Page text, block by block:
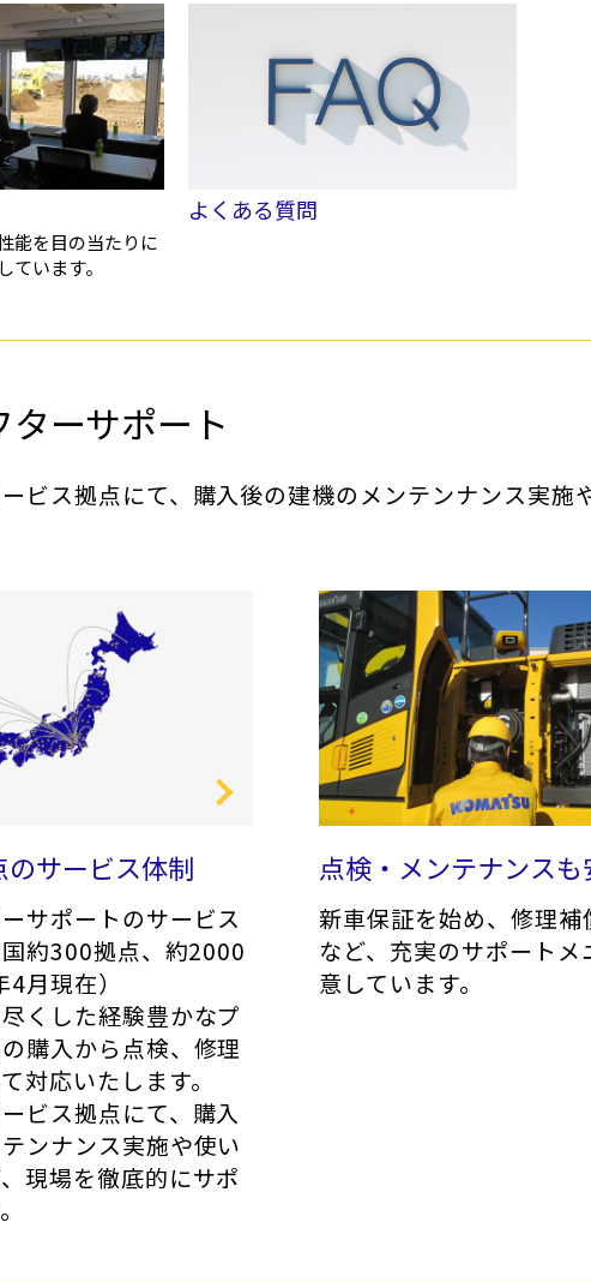
能を目の当たりに
ています。
よくある質問
ーサポート
ビス拠点にて、購入後の建機のメンテンナンス実
サービス体制
サポートのサービス
約300拠点、約2000
月現在）
くした経験豊かなプ
購入から点検、修理
対応いたします。
ビス拠点にて、購入
ンナンス実施や使い
現場を徹底的にサポ
点検・メンテナンスも
新車保証を始め、修理補
など、充実のサポートメ
意しています。